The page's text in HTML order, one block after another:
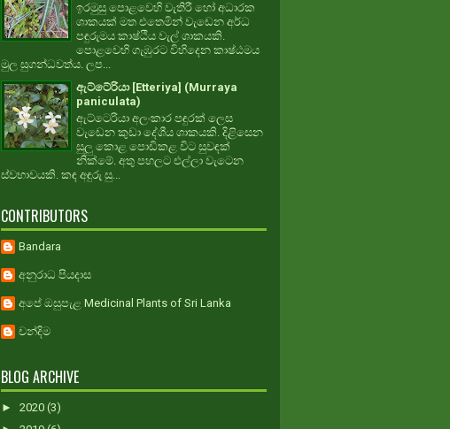
ඉරමුසු පොළවෙහි වැතිරී හෝ අධාරක
ශාකයක් මත එතෙමින් වැඩෙන අර්ධ
පඳුරුමය කාෂ්ඨීය වැල් ශාකයකි.
පොළවෙහි ගැඹුරට විහිදෙන කාෂ්ඨමය
මුල සුගන්ධවත්ය. ලප...
ඇට්ටේරියා [Etteriya] (Murraya
paniculata)
ඇට්ටෙරියා අලංකාර පඳුරක් ලෙස
වැඩෙන කුඩා දේශීය ශාකයකි. දිළිසෙන
සුලු කොළ පොඩිකළ විට සුවඳක්
නික්මේ. අතු පහලට එල්ලා වැටෙන
ස්වභාවයකි. කඳ අඳුරු සු...
CONTRIBUTORS
Bandara
අනුරාධ පියදාස
අපේ ඔසුපැළ Medicinal Plants of Sri Lanka
චන්දිම
BLOG ARCHIVE
► 2020 (3)